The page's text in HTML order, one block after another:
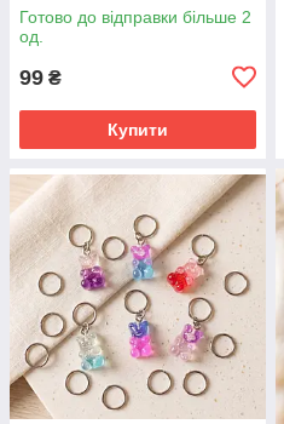
Готово до відправки більше 2
од.
99 ₴
Купити